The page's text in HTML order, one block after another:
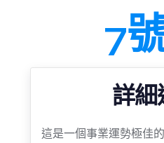
7
詳細
這是一個事業運勢極佳